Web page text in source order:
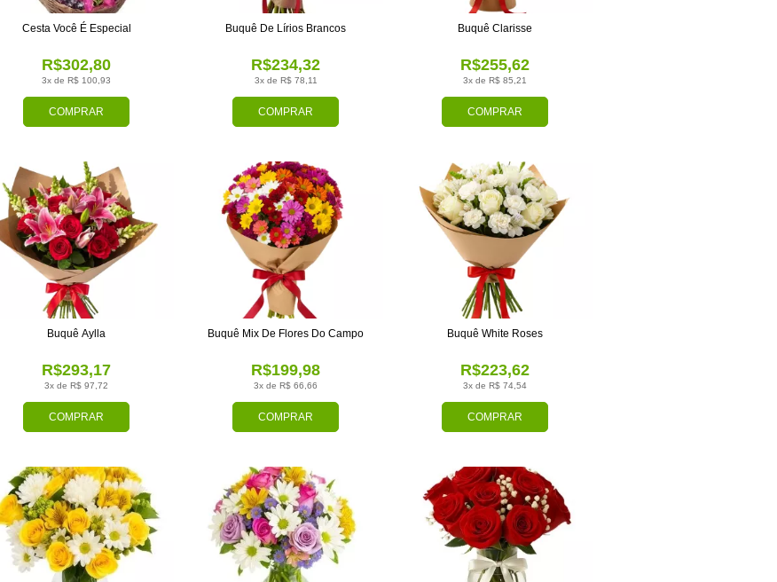
COMPRAR
3x de R$ 100,93
R$302,80
Cesta Você É Especial
COMPRAR
3x de R$ 78,11
R$234,32
Buquê De Lírios Brancos
COMPRAR
3x de R$ 85,21
R$255,62
Buquê Clarisse
COMPRAR
3x de R$ 97,72
R$293,17
Buquê Aylla
COMPRAR
3x de R$ 66,66
R$199,98
Buquê Mix De Flores Do Campo
COMPRAR
3x de R$ 74,54
R$223,62
Buquê White Roses